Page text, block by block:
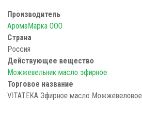
Производитель
АромаМарка ООО
Страна
Россия
Действующее вещество
Можжевельник масло эфирное
Торговое название
VITATEKA Эфирное масло Можжевеловое